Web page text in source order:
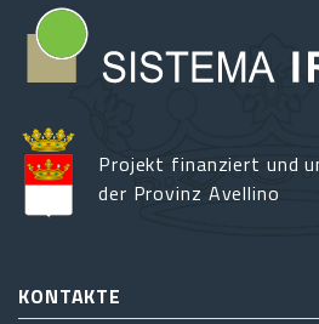
Projekt finanziert und
der Provinz Avellino
KONTAKTE